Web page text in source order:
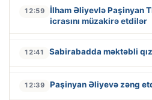
12:59
İlham Əliyevlə Paşinyan
icrasını müzakirə etdilər
12:41 Sabirabadda məktəbli
12:39 Paşinyan Əliyevə zəng